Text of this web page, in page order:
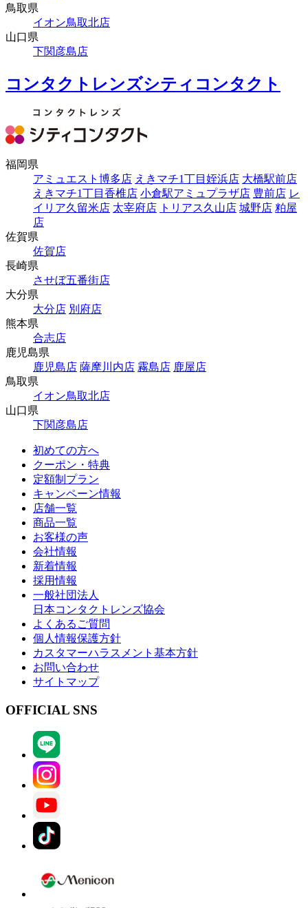
鳥取県
イオン鳥取北店
山口県
下関彦島店
コンタクトレンズシティコンタクト
福岡県
アミュエスト博多店 えきマチ1丁目姪浜店 大橋駅前店
えきマチ1丁目香椎店 小倉駅アミュプラザ店 豊前店 レ
イリア久留米店 太宰府店 トリアス久山店 城野店 粕屋
店
佐賀県
佐賀店
長崎県
させぼ五番街店
大分県
大分店 別府店
熊本県
合志店
鹿児島県
鹿児島店 薩摩川内店 霧島店 鹿屋店
鳥取県
イオン鳥取北店
山口県
下関彦島店
初めての方へ
クーポン・特典
定額制プラン
キャンペーン情報
店舗一覧
商品一覧
お客様の声
会社情報
新着情報
採用情報
一般社団法人
日本コンタクトレンズ協会
よくあるご質問
個人情報保護方針
カスタマーハラスメント基本方針
お問い合わせ
サイトマップ
OFFICIAL SNS